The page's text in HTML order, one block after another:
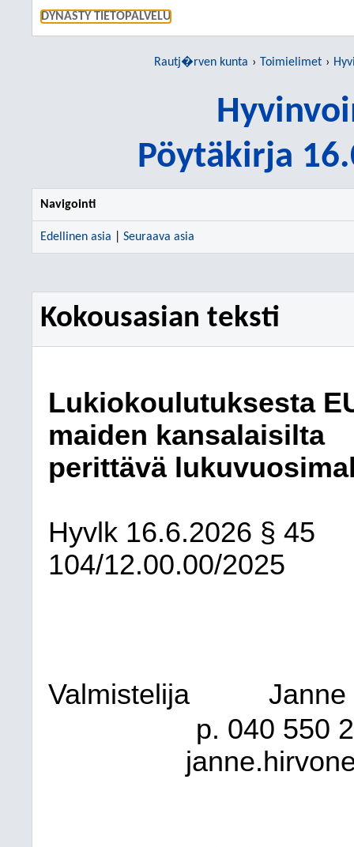
DYNASTY TIETOPALVELU
Rautj�rven kunta Toimielimet
Pöytäkirja
Navigointi
Edellinen asia Seuraava asia
Kokousasian teksti
Lukiokoulutuksesta
maiden kansalaisilta
perittävä
Hyvlk 16.6.2026 § 45
104/12.00.00/2025
Valmistelija
Janne
p. 040 550